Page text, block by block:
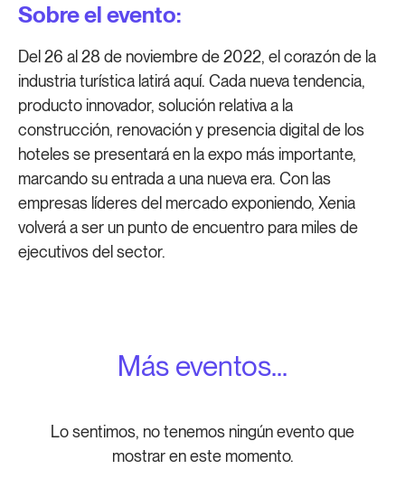
Sobre el evento:
Del 26 al 28 de noviembre de 2022, el corazón de la
industria turística latirá aquí. Cada nueva tendencia,
producto innovador, solución relativa a la
construcción, renovación y presencia digital de los
hoteles se presentará en la expo más importante,
marcando su entrada a una nueva era. Con las
empresas líderes del mercado exponiendo, Xenia
volverá a ser un punto de encuentro para miles de
ejecutivos del sector.
Más eventos...
Lo sentimos, no tenemos ningún evento que
mostrar en este momento.